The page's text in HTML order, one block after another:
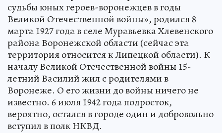
судьбы юных героев-воронежцев в годы
Великой Отечественной войны», родился 8
марта 1927 года в селе Муравьевка Хлевенского
района Воронежской области (сейчас эта
территория относится к Липецкой области). К
началу Великой Отечественной войны 15-
летний Василий жил с родителями в
Воронеже. О его жизни до войны ничего не
известно. 6 июля 1942 года подросток,
вероятно, остался в городе один и добровольно
вступил в полк НКВД.